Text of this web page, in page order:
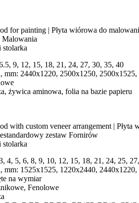
Malowania
stolarka
9, 12, 15, 18, 21, 24, 27, 30, 35, 40
mm: 2440х1220, 2500x1250,
żywica aminowa, folia na bazie papieru
zestaw Fornirów
stolarka
4, 5, 6, 8, 9, 10, 12, 15, 18, 21, 24, 25,
mm: 1525x1525, 1220x2440,
na wymiar
Fenolowe